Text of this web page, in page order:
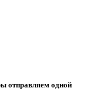
отправляем одной